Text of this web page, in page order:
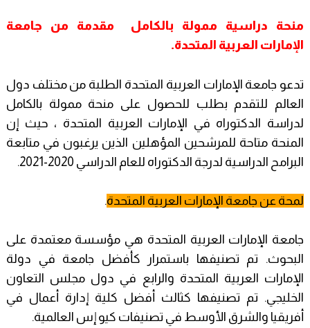
منحة دراسية ممولة بالكامل مقدمة من جامعة
الإمارات العربية المتحدة.
تدعو جامعة الإمارات العربية المتحدة الطلبة من مختلف دول
العالم للتقدم بطلب للحصول على منحة ممولة بالكامل
لدراسة الدكتوراه في الإمارات العربية المتحدة ، حيث إن
المنحة متاحة للمرشحين المؤهلين الذين يرغبون في متابعة
البرامح الدراسية لدرجة الدكتوراه للعام الدراسي 2020-2021.
لمحة عن جامعة الإمارات العربية المتحدة.
جامعة الإمارات العربية المتحدة هي مؤسسة معتمدة على
البحوث. تم تصنيفها باستمرار كأفضل جامعة في دولة
الإمارات العربية المتحدة والرابع في دول مجلس التعاون
الخليجي. تم تصنيفها كثالث أفضل كلية إدارة أعمال في
أفريقيا والشرق الأوسط في تصنيفات كيو إس العالمية.